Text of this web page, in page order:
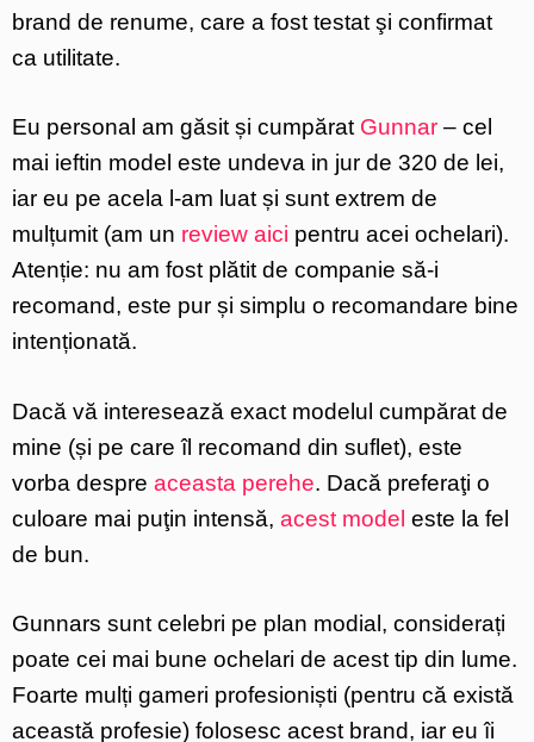
brand de renume, care a fost testat şi confirmat
ca utilitate.
Eu personal am găsit și cumpărat Gunnar – cel
mai ieftin model este undeva in jur de 320 de lei,
iar eu pe acela l-am luat și sunt extrem de
mulțumit (am un review aici pentru acei ochelari).
Atenție: nu am fost plătit de companie să-i
recomand, este pur și simplu o recomandare bine
intenționată.
Dacă vă interesează exact modelul cumpărat de
mine (și pe care îl recomand din suflet), este
vorba despre aceasta perehe. Dacă preferaţi o
culoare mai puţin intensă, acest model este la fel
de bun.
Gunnars sunt celebri pe plan modial, considerați
poate cei mai bune ochelari de acest tip din lume.
Foarte mulți gameri profesioniști (pentru că există
această profesie) folosesc acest brand, iar eu îi